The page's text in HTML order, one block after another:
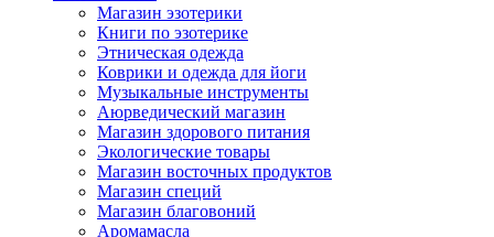
Магазин эзотерики
Книги по эзотерике
Этническая одежда
Коврики и одежда для йоги
Музыкальные инструменты
Аюрведический магазин
Магазин здорового питания
Экологические товары
Магазин восточных продуктов
Магазин специй
Магазин благовоний
Аромамасла